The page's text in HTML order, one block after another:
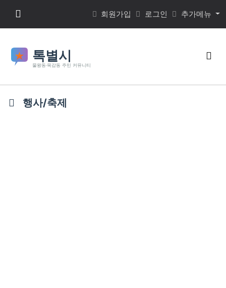
메뉴 버튼 회원가입 로그인 추가메뉴
검
행사/축제